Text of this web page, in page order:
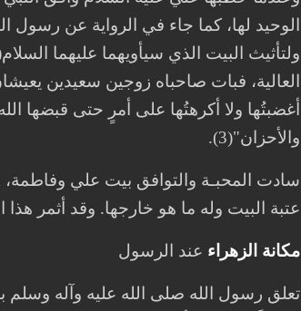
الوحيد لها، كما جاء في الرواية عن رسول
العالية، فبات صاحباه زوجين سعيدين
أغضبتُها ولا أكرهتُها على أمرٍ حتى قبضها
والأحزان"(3).
سادت المحبـة والتوافق بيت علي وفاطمة،
عتبة البيت وله ما هو خارجها. وقد أثمر
مكانة الزهراء عند الرسول
تعلق رسول الله صلى الله عليه وآله وسلم